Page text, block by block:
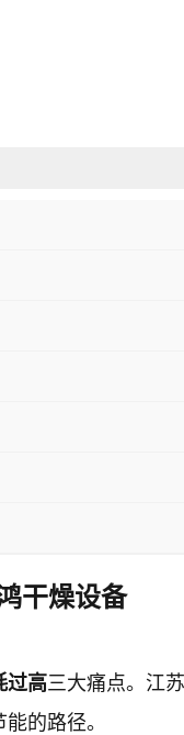
干燥设备
过高三大痛点。江
的路径。